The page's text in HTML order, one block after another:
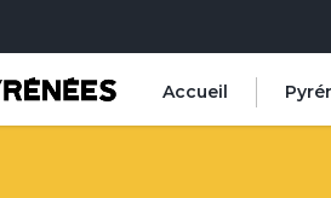
Accueil